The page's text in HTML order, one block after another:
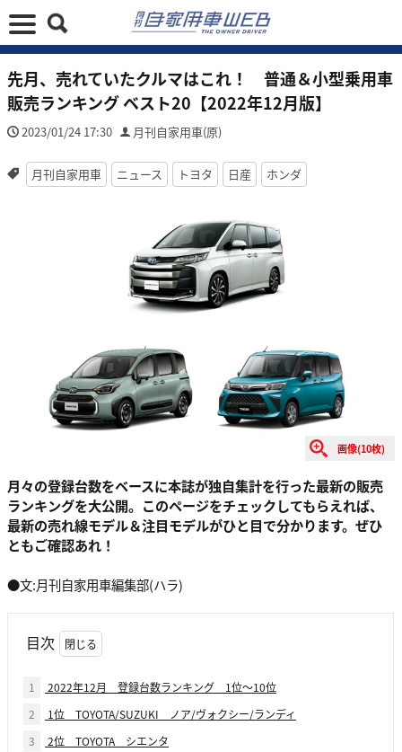
先月、売れていたクルマはこれ！ 普通＆小型乗用車
販売ランキング ベスト20【2022年12月版】
2023/01/24 17:30 月刊自家用車(原)
月刊自家用車 ニュース トヨタ 日産 ホンダ
画像(10枚)
月々の登録台数をベースに本誌が独自集計を行った最新の販売
ランキングを大公開。このページをチェックしてもらえれば、
最新の売れ線モデル＆注目モデルがひと目で分かります。ぜひ
ともご確認あれ！
●文:月刊自家用車編集部(ハラ)
目次
1
2022年12月 登録台数ランキング 1位〜10位
2
1位 TOYOTA/SUZUKI ノア/ヴォクシー/ランディ
3
2位 TOYOTA シエンタ